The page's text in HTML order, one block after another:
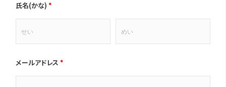
氏名(かな) *
メールアドレス *